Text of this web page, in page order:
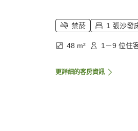
禁菸 1 張沙發
48 m² 1－9 位住
更詳細的客房資訊